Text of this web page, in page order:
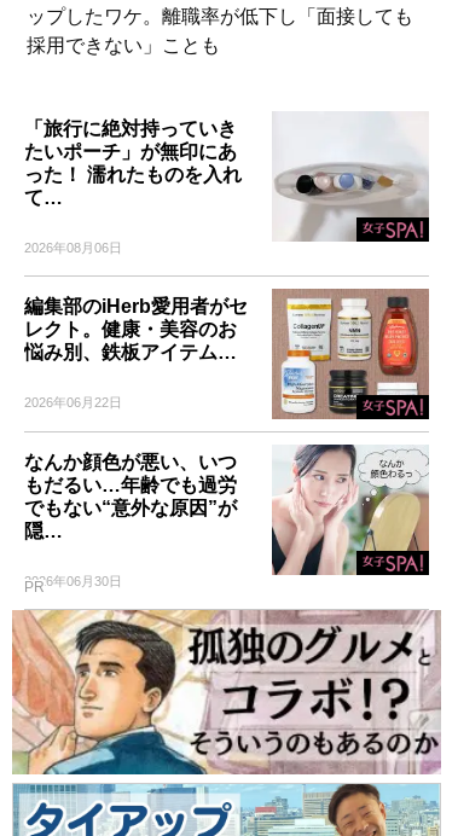
ップしたワケ。離職率が低下し「面接しても
採用できない」ことも
「旅行に絶対持っていき
たいポーチ」が無印にあ
った！ 濡れたものを入れ
て…
2026年08月06日
編集部のiHerb愛用者がセ
レクト。健康・美容のお
悩み別、鉄板アイテム…
2026年06月22日
なんか顔色が悪い、いつ
もだるい…年齢でも過労
でもない“意外な原因”が
隠…
2026年06月30日
PR